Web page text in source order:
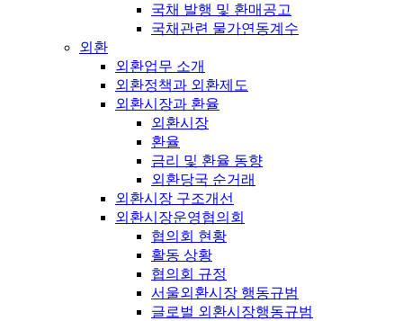
국채 발행 및 환매공고
국채관련 물가연동계수
외환
외환업무 소개
외환정책과 외환제도
외환시장과 환율
외환시장
환율
금리 및 환율 동향
외환당국 순거래
외환시장 구조개선
외환시장운영협의회
협의회 현황
활동 상황
협의회 규정
서울외환시장 행동규범
글로벌 외환시장행동규범